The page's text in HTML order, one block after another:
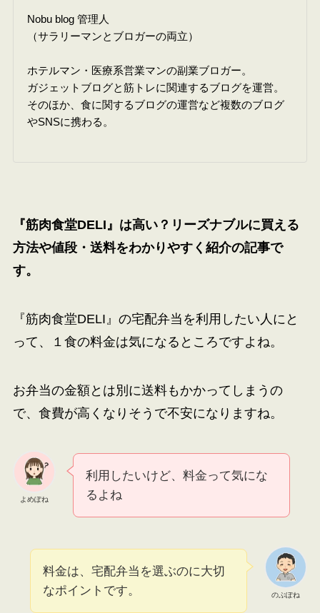
Nobu blog 管理人
（サラリーマンとブロガーの両立）
ホテルマン・医療系営業マンの副業ブロガー。
ガジェットブログと筋トレに関連するブログを運営。
そのほか、食に関するブログの運営など複数のブログ
やSNSに携わる。
『筋肉食堂DELI』は高い？リーズナブルに買える
方法や値段・送料をわかりやすく紹介の記事で
す。
『筋肉食堂DELI』の宅配弁当を利用したい人にと
って、１食の料金は気になるところですよね。
お弁当の金額とは別に送料もかかってしまうの
で、食費が高くなりそうで不安になりますね。
よめぽね
利用したいけど、料金って気にな
るよね
のぶぽね
料金は、宅配弁当を選ぶのに大切
なポイントです。